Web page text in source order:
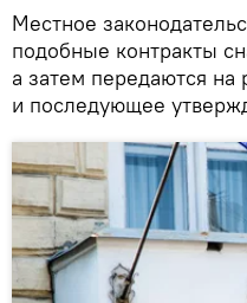
Местное
подобные контракты
а затем передаются на
и последующее